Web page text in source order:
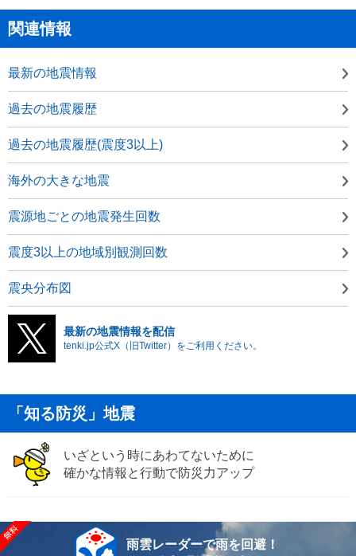
関連情報
最新の地震情報
過去の地震履歴
過去の地震履歴(震度3以上)
海外の大きな地震
震源地ごとの地震発生回数
震度3以上の地域別観測回数
震央分布図
最新の地震情報を配信
tenki.jp公式X（旧Twitter）をご利用ください。
「知る防災」地震
いざという時にあわてないために
確かな情報と行動で防災力アップ
雨雲レーダーで雨を回避！